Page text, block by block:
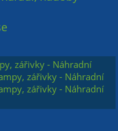
zářivky - Náhradní
zářivky - Náhradní
zářivky - Náhradní